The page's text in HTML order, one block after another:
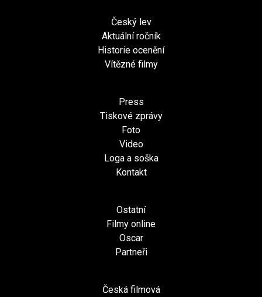
Český lev
Aktuální ročník
Historie ocenění
Vítězné filmy
Press
Tiskové zprávy
Foto
Video
Loga a soška
Kontakt
Ostatní
Filmy online
Oscar
Partneři
Česká filmová